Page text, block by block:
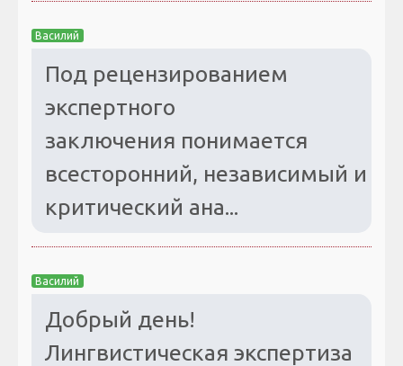
Василий
Под рецензированием
экспертного
заключения понимается
всесторонний, независимый и
критический ана...
Василий
Добрый день!
Лингвистическая экспертиза